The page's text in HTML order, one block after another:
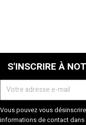
S'INSCRIRE À
Vous pouvez vous
informations de contact